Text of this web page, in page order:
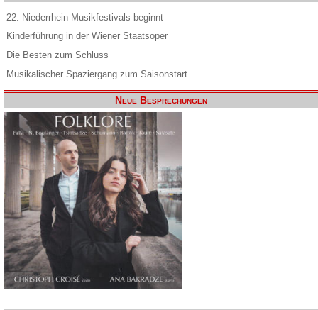
22. Niederrhein Musikfestivals beginnt
Kinderführung in der Wiener Staatsoper
Die Besten zum Schluss
Musikalischer Spaziergang zum Saisonstart
Neue Besprechungen